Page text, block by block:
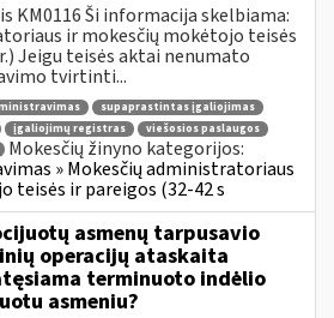
KM0116 Ši informacija skelbiama:
ir mokesčių mokėtojo teisės
Jeigu teisės aktai nenumato
tvirtinti...
supaprastintas įgaliojimas
įgaliojimų registras
viešosios paslaugos
Mokesčių žinyno kategorijos:
» Mokesčių administratoriaus
teisės ir pareigos (32-42 s
asmenų tarpusavio
operacijų ataskaita
terminuoto indėlio
asmeniu?